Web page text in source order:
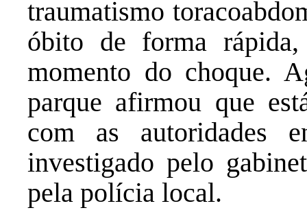
traumatismo
óbito de forma rápida,
momento do choque.
parque afirmou que
com as autoridades
investigado pelo
pela polícia local.